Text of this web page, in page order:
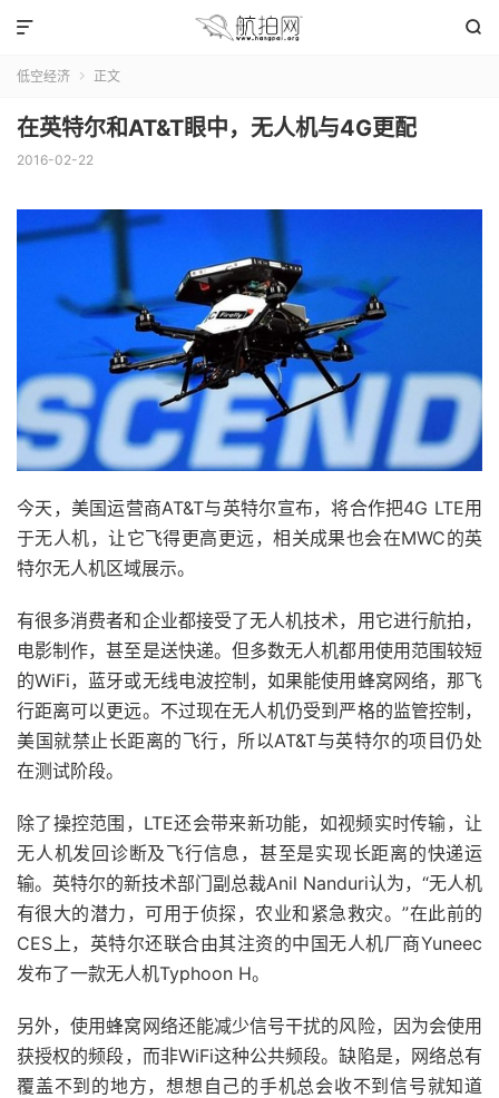


低空经济  正文
在英特尔和AT&T眼中，无人机与4G更配
2016-02-22
今天，美国运营商AT&T与英特尔宣布，将合作把4G LTE用
于无人机，让它飞得更高更远，相关成果也会在MWC的英
特尔无人机区域展示。
有很多消费者和企业都接受了无人机技术，用它进行航拍，
电影制作，甚至是送快递。但多数无人机都用使用范围较短
的WiFi，蓝牙或无线电波控制，如果能使用蜂窝网络，那飞
行距离可以更远。不过现在无人机仍受到严格的监管控制，
美国就禁止长距离的飞行，所以AT&T与英特尔的项目仍处
在测试阶段。
除了操控范围，LTE还会带来新功能，如视频实时传输，让
无人机发回诊断及飞行信息，甚至是实现长距离的快递运
输。英特尔的新技术部门副总裁Anil Nanduri认为，“无人机
有很大的潜力，可用于侦探，农业和紧急救灾。”在此前的
CES上，英特尔还联合由其注资的中国无人机厂商Yuneec
发布了一款无人机Typhoon H。
另外，使用蜂窝网络还能减少信号干扰的风险，因为会使用
获授权的频段，而非WiFi这种公共频段。缺陷是，网络总有
覆盖不到的地方，想想自己的手机总会收不到信号就知道